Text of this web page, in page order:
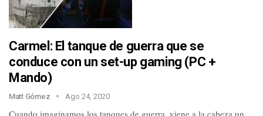
Carmel: El tanque de guerra que se
conduce con un set-up gaming (PC +
Mando)
Matt Gómez Ago 24, 2020
Cuando imaginamos los tanques de guerra, viene a la cabeza un